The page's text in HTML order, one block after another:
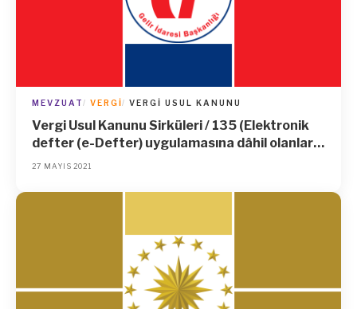
MEVZUAT VERGI VERGI USUL KANUNU
Vergi Usul Kanunu Sirküleri / 135 (Elektronik
defter (e-Defter) uygulamasına dâhil olanlar
tarafından 31 Mayıs 2021 günü sonuna kadar
Defterlerin oluşturulma ve imzalanma süresi
“Elektronik Defter Beratları”nın yüklenme
süresinin uzatılması.)
27 MAYIS 2021